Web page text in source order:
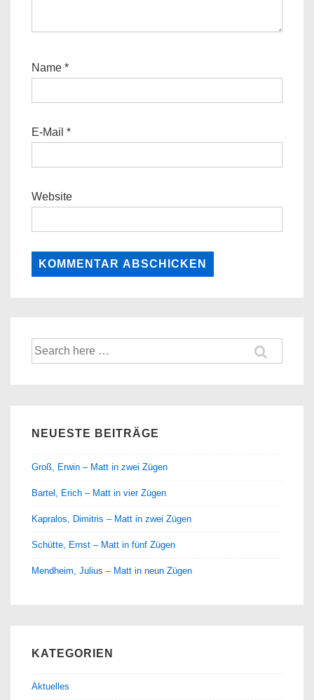
Name *
E-Mail *
Website
Suche
nach:
NEUESTE BEITRÄGE
Groß, Erwin – Matt in zwei Zügen
Bartel, Erich – Matt in vier Zügen
Kapralos, Dimitris – Matt in zwei Zügen
Schütte, Ernst – Matt in fünf Zügen
Mendheim, Julius – Matt in neun Zügen
KATEGORIEN
Aktuelles